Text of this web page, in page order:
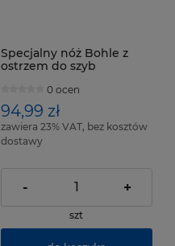
Specjalny nóż Bohle z
ostrzem do szyb
0 ocen
94,99 zł
zawiera 23% VAT, bez kosztów
dostawy
- +
szt